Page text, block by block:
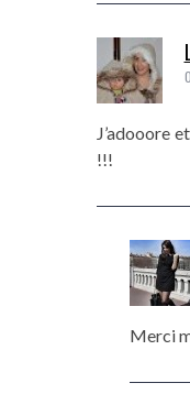
J’adooore
!!!
Merci